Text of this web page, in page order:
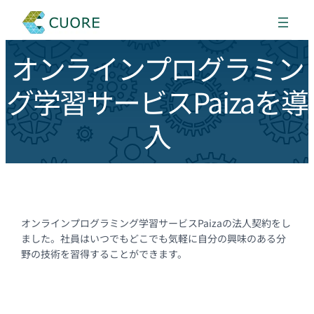
オンラインプログラミン
グ学習サービスPaizaを導
入
オンラインプログラミング学習サービスPaizaの法人契約をし
ました。社員はいつでもどこでも気軽に自分の興味のある分
野の技術を習得することができます。